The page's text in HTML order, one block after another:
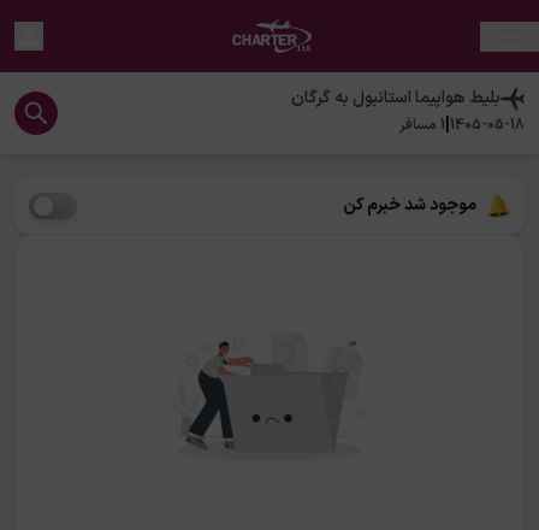
بلیط هواپیمااستانبول به گرگان
1405-05-18
|
1 مسافر
موجود شد خبرم کن